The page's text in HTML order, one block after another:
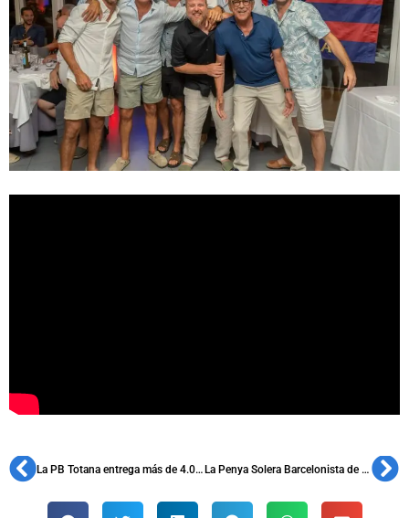
La PB Totana entrega más de 4.000 euros a las asociaciones AELIP y D’Genes La Penya Solera Barcelonista de Calella celebra su 68º aniversario con representantes de 28 peñas